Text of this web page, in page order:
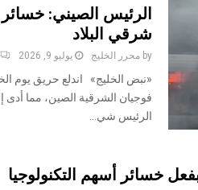
الرئيس الصيني:
شرقي البلاد
by محرر الخليج يوليو 9, 2026
«نبض الخليج» اندلع حريق يوم
فوجيان الشرقية الصين، مما
الرئيس شي...
خسائر أسهم التكنولوجيا